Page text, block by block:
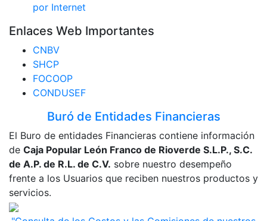
por Internet
Enlaces Web Importantes
CNBV
SHCP
FOCOOP
CONDUSEF
Buró de Entidades Financieras
El Buro de entidades Financieras contiene información
de Caja Popular León Franco de Rioverde S.L.P., S.C.
de A.P. de R.L. de C.V. sobre nuestro desempeño
frente a los Usuarios que reciben nuestros productos y
servicios.